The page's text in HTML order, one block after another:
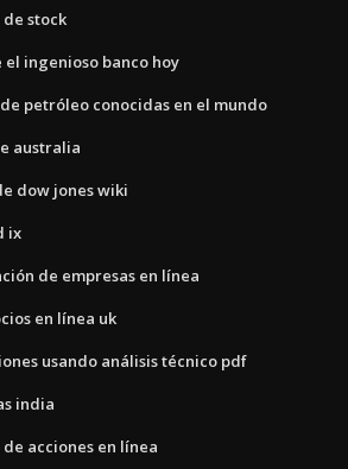
stock
ingenioso banco hoy
petróleo conocidas en el mundo
australia
dow jones wiki
ix
de empresas en línea
en línea uk
usando análisis técnico pdf
india
acciones en línea